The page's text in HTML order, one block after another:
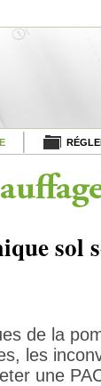
sol
de la
les
une